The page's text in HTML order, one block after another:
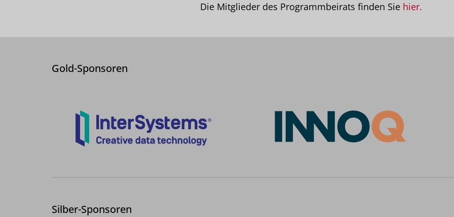
Die Mitglieder des Programmbeirats finden Sie hier.
Gold-Sponsoren
Silber-Sponsoren